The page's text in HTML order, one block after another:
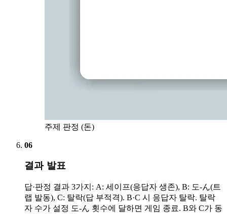
주제 판정 (돈)
06
결과 발표
답·판정 결과 3가지: A: 세이프(응답자 생존), B: 도-ん(트
랩 발동), C: 탈락(답 부적격). B·C 시 응답자 탈락. 탈락
자 수가 설정 도-ん 횟수에 달하면 게임 종료. B와 C가 동